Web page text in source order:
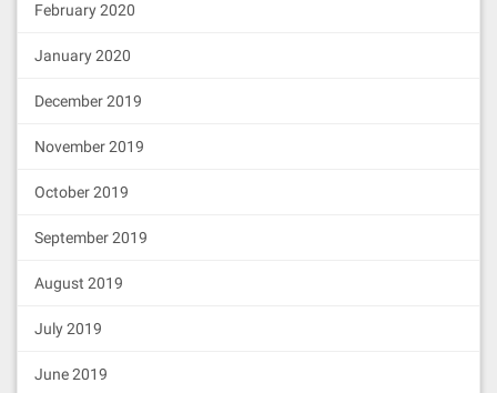
February 2020
January 2020
December 2019
November 2019
October 2019
September 2019
August 2019
July 2019
June 2019